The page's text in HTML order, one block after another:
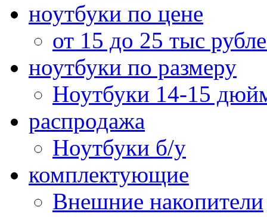
ноутбуки по цене
от 15 до 25 тыс
ноутбуки по размеру
Ноутбуки 14-15
распродажа
Ноутбуки б/у
комплектующие
Внешние накопители